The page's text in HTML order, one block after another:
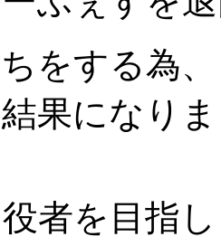
をする為
果になり
者を目指